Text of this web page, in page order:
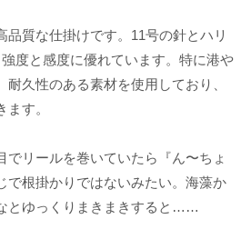
品質な仕掛けです。11号の針とハリ
度と感度に優れています。特に港や
耐久性のある素材を使用しており、
す。
でリールを巻いていたら『ん〜ちょ
で根掛かりではないみたい。海藻か
とゆっくりまきまきすると……